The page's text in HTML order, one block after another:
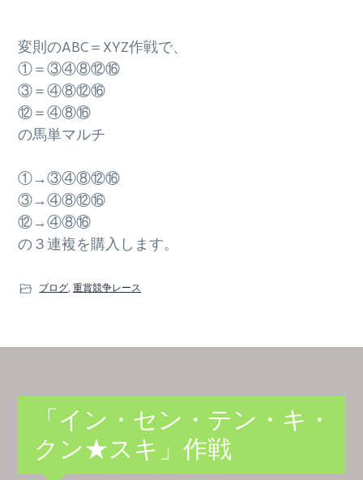
変則のABC＝XYZ作戦で、
①＝③④⑧⑫⑯
③＝④⑧⑫⑯
⑫＝④⑧⑯
の馬単マルチ
①→③④⑧⑫⑯
③→④⑧⑫⑯
⑫→④⑧⑯
の３連複を購入します。
ブログ,重賞競争レース
「イン・セン・テン・キ・
クン★スキ」作戦